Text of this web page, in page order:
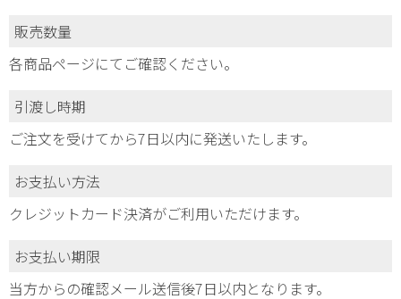
販売数量
各商品ページにてご確認ください。
引渡し時期
ご注文を受けてから7日以内に発送いたします。
お支払い方法
クレジットカード決済がご利用いただけます。
お支払い期限
当方からの確認メール送信後7日以内となります。